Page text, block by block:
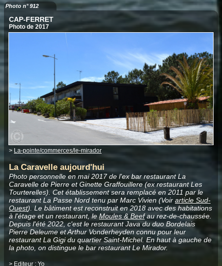
Photo n° 912
CAP-FERRET
Photo de 2017
> La-pointe/commerces/le-mirador
La Caravelle aujourd'hui
Photo personnelle en mai 2017 de l'ex bar restaurant La
Caravelle de Pierre et Ginette Graffouillere (ex restaurant Les
Tourterelles). Cet établissement sera remplacé en 2011 par le
restaurant La Passe Nord tenu par Marc Vivien (Voir article Sud-
Ouest). Le bâtiment est reconstruit en 2018 avec des habitations
à l'étage et un restaurant, le Moules & Beefau rez-de-chaussée.
Depuis l'été 2022, c'est le restaurant Java du duo Bordelais
Pierre Deleume et Arthur Vonderheyden connu pour leur
restaurant La Gigi du quartier Saint-Michel. En haut à gauche de
la photo, on distingue le bar restaurant Le Mirador.
> Editeur : Yo